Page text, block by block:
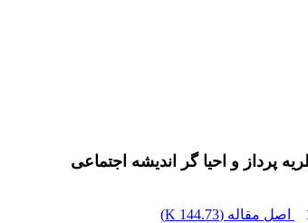
پرداز و احیا گر اندیشه اجتماعی
اصل مقاله (144.73 K
)